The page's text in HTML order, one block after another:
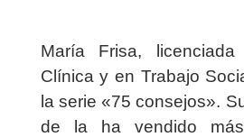
María Frisa,
Clínica y en Trabajo
la serie «75 consejos».
de la ha vendido